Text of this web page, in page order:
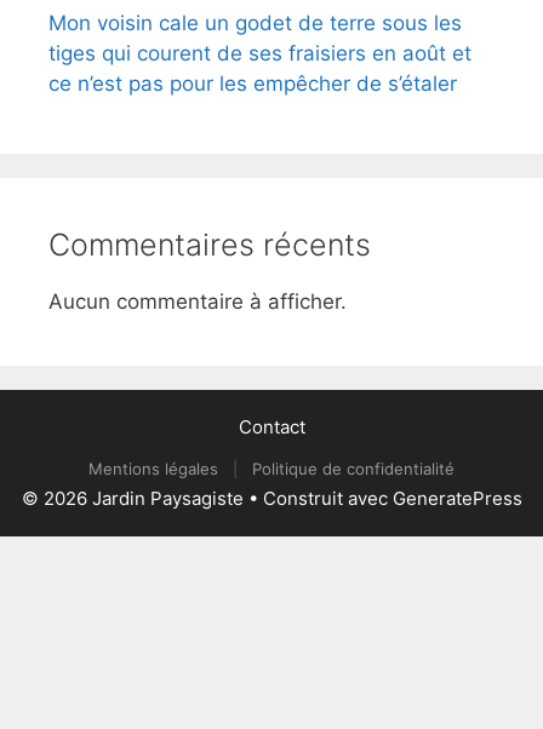
Mon voisin cale un godet de terre sous les
tiges qui courent de ses fraisiers en août et
ce n’est pas pour les empêcher de s’étaler
Commentaires récents
Aucun commentaire à afficher.
Contact
Mentions légales Politique de confidentialité
© 2026 Jardin Paysagiste • Construit avec GeneratePress